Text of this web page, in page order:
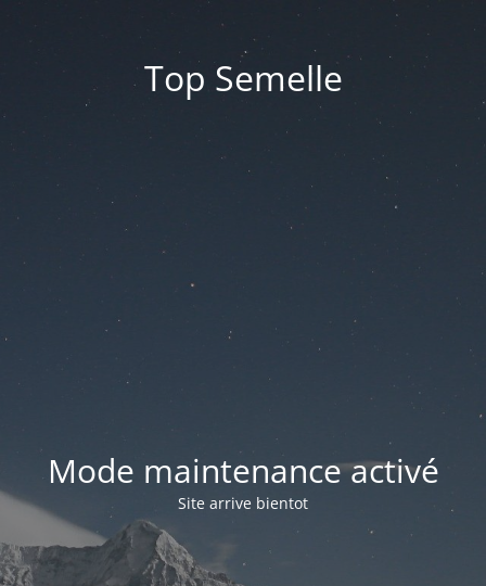
Top Semelle
Mode maintenance activé
Site arrive bientot